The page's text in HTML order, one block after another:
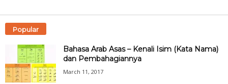
Popular
Bahasa Arab Asas – Kenali Isim (Kata Nama)
dan Pembahagiannya
March 11, 2017